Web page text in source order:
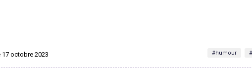
17 octobre 2023 #humour